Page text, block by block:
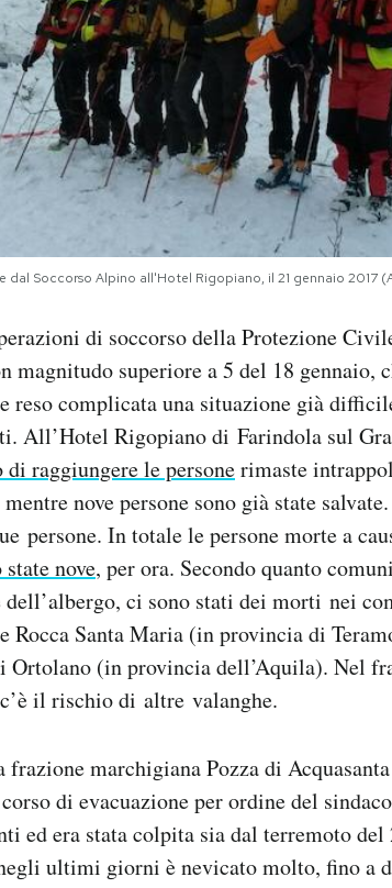
Soccorso Alpino all'Hotel Rigopiano, il 21 gennaio 2017
di soccorso della Protezione
magnitudo superiore a 5 del 18 gennaio,
reso complicata una situazione già
All’Hotel Rigopiano di Farindola sul
di raggiungere le personerimaste
nove persone sono già state
persone. In totale le persone morte a
state nove, per ora. Secondo quanto
ci sono stati dei morti nei
Rocca Santa Maria (in provincia di
(in provincia dell’Aquila). Nel
il rischio di altre valanghe.
marchigiana Pozza di
di evacuazione per ordine del
ed era stata colpita sia dal terremoto del
ultimi giorni è nevicato molto, fino a